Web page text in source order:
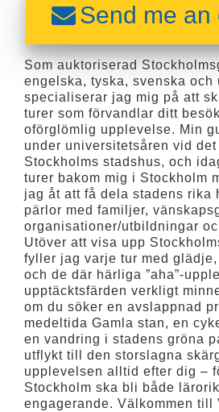
Send me an
Som auktoriserad
engelska, tyska, svenska och
specialiserar jag mig på att
turer som förvandlar ditt
oförglömlig upplevelse. Min
under universitetsåren vid
Stockholms stadshus, och
turer bakom mig i Stockholm
jag åt att få dela stadens rika
pärlor med familjer,
organisationer/utbildningar
Utöver att visa upp
fyller jag varje tur med
och de där härliga ”aha”-
upptäcktsfärden verkligt
om du söker en avslappnad
medeltida Gamla stan, en
en vandring i stadens gröna
utflykt till den storslagna
upplevelsen alltid efter dig –
Stockholm ska bli både
engagerande. Välkommen till